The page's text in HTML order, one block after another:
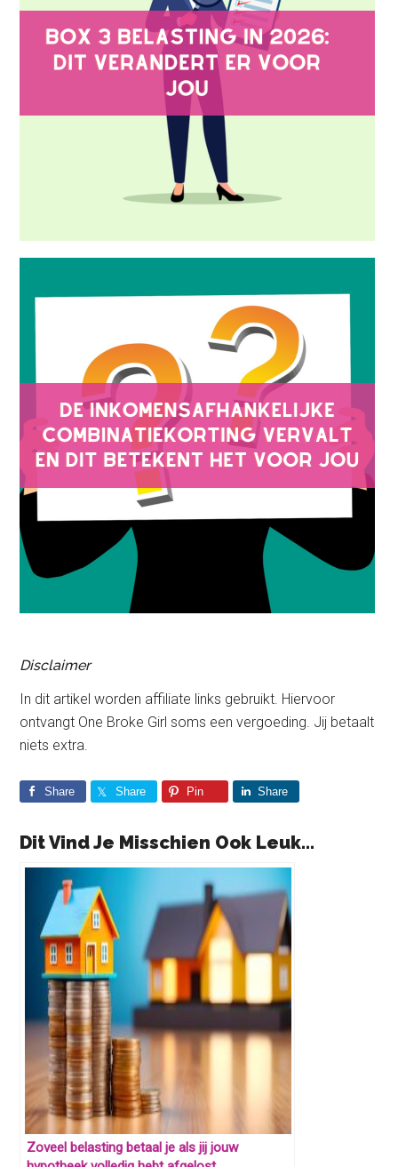
Disclaimer
In dit artikel worden affiliate links gebruikt. Hiervoor
ontvangt One Broke Girl soms een vergoeding. Jij betaalt
niets extra.
Share Share Pin Share
Dit Vind Je Misschien Ook Leuk...
Zoveel belasting betaal je als jij jouw